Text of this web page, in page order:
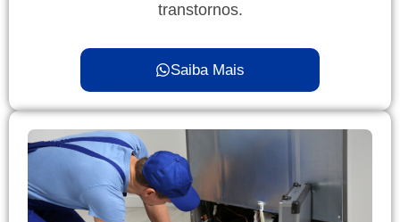
transtornos.
Saiba Mais